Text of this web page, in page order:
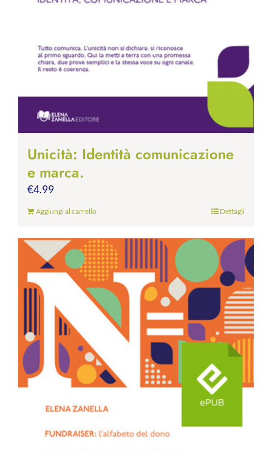
Unicità: Identità comunicazione
e marca.
€4.99
Aggiungi al carrello Dettagli